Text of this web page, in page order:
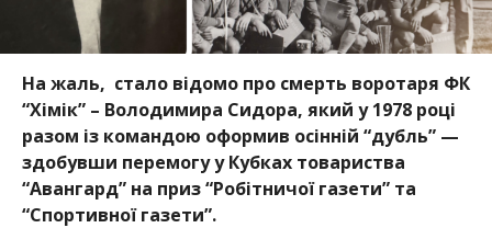
На жаль, стало відомо про смерть воротаря ФК
“Хімік” – Володимира Сидора, який у 1978 році
разом із командою оформив осінній “дубль” —
здобувши перемогу у Кубках товариства
“Авангард” на приз “Робітничої газети” та
“Спортивної газети”.